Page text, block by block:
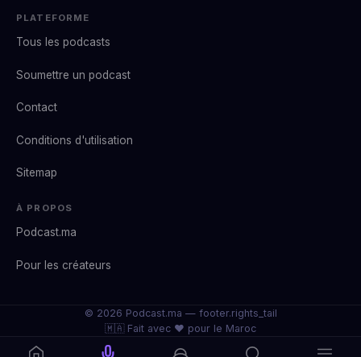
PLATEFORME
Tous les podcasts
Soumettre un podcast
Contact
Conditions d'utilisation
Sitemap
À PROPOS
Podcast.ma
Pour les créateurs
© 2026 Podcast.ma — footer.rights_tail
🇲🇦 Fait avec ❤️ pour le Maroc